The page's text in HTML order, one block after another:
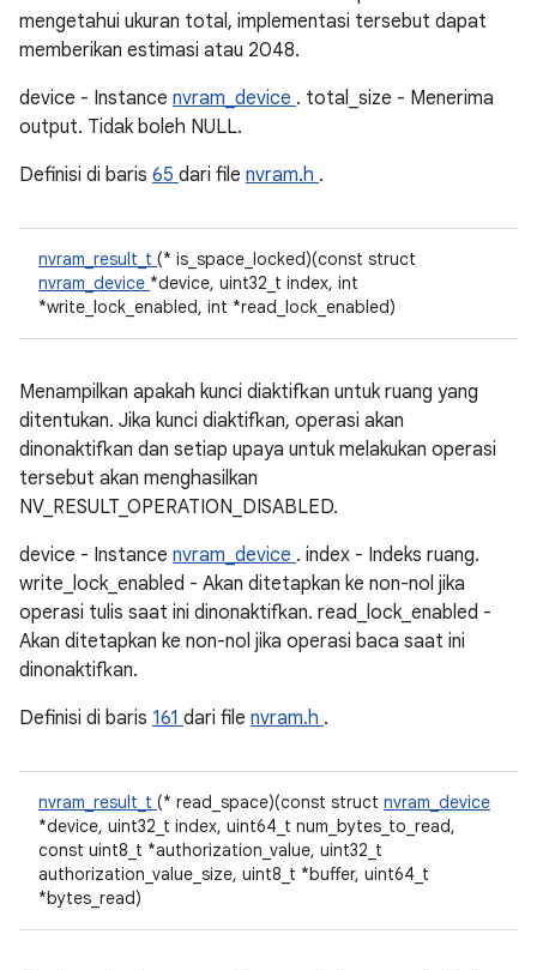
mengetahui ukuran total, implementasi tersebut dapat
memberikan estimasi atau 2048.
device - Instance nvram_device . total_size - Menerima
output. Tidak boleh NULL.
Definisi di baris 65 dari file nvram.h .
nvram_result_t (* is_space_locked)(const struct
nvram_device *device, uint32_t index, int
*write_lock_enabled, int *read_lock_enabled)
Menampilkan apakah kunci diaktifkan untuk ruang yang
ditentukan. Jika kunci diaktifkan, operasi akan
dinonaktifkan dan setiap upaya untuk melakukan operasi
tersebut akan menghasilkan
NV_RESULT_OPERATION_DISABLED.
device - Instance nvram_device . index - Indeks ruang.
write_lock_enabled - Akan ditetapkan ke non-nol jika
operasi tulis saat ini dinonaktifkan. read_lock_enabled -
Akan ditetapkan ke non-nol jika operasi baca saat ini
dinonaktifkan.
Definisi di baris 161 dari file nvram.h .
nvram_result_t (* read_space)(const struct nvram_device
*device, uint32_t index, uint64_t num_bytes_to_read,
const uint8_t *authorization_value, uint32_t
authorization_value_size, uint8_t *buffer, uint64_t
*bytes_read)